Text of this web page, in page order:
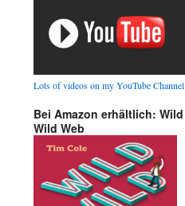
Lots of videos on my YouTube Channel
Bei Amazon erhältlich: Wild
Wild Web